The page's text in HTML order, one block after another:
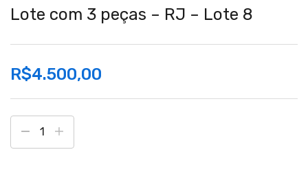
Lote com 3 peças – RJ – Lote 8
R$4.500,00